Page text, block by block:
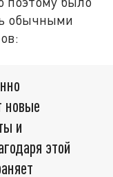
обычными
новые
и
этой